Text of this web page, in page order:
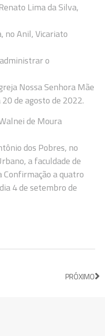
Lima da Silva,
no Anil, Vicariato
o
Nossa Senhora Mãe
de agosto de 2022.
de Moura
dos Pobres, no
a faculdade de
a quatro
4 de setembro de
PRÓXIMO